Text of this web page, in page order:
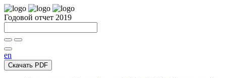
Годовой отчет 2019
en
Скачать PDF